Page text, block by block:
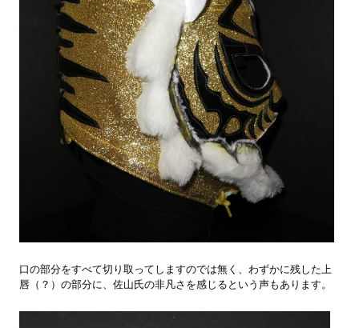
口の部分をすべて切り取ってしますのでは無く、わずかに残した上
唇（？）の部分に、佐山氏の非凡さを感じるという声もあります。